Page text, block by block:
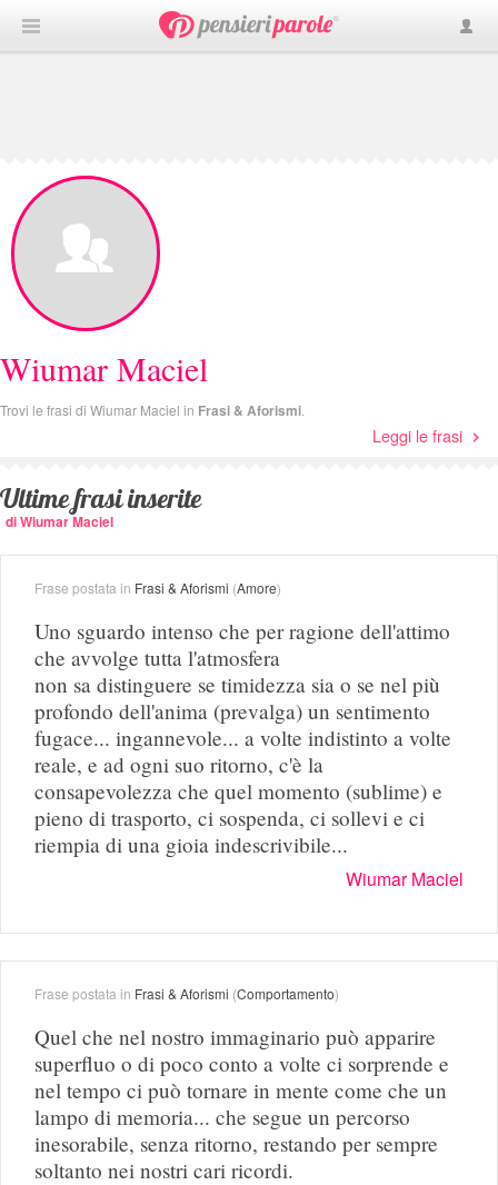
Wiumar Maciel
Trovi le frasi di Wiumar Maciel in Frasi & Aforismi
Leggi le frasi
Ultime frasi inserite
di Wiumar Maciel
Frase postata in Frasi & Aforismi (Amore)
Uno sguardo intenso che per ragione dell'attimo
che avvolge tutta l'atmosfera
non sa distinguere se timidezza sia o se nel più
profondo dell'anima (prevalga) un sentimento
fugace... ingannevole... a volte indistinto a volte
reale, e ad ogni suo ritorno, c'è la
consapevolezza che quel momento (sublime) e
pieno di trasporto, ci sospenda, ci sollevi e ci
riempia di una gioia indescrivibile...
Wiumar Maciel
Frase postata in Frasi & Aforismi (Comportamento)
Quel che nel nostro immaginario può apparire
superfluo o di poco conto a volte ci sorprende e
nel tempo ci può tornare in mente come che un
lampo di memoria... che segue un percorso
inesorabile, senza ritorno, restando per sempre
soltanto nei nostri cari ricordi.